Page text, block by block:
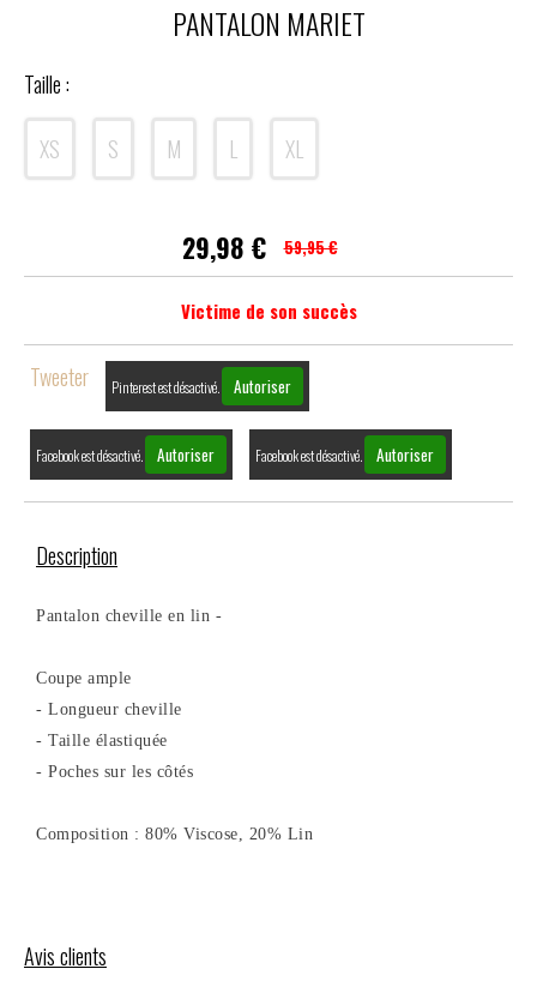
PANTALON MARIET
Taille :
XS S M L XL
29,98€ 59,95 €
Victime de son succès
Tweeter Pinterest est désactivé. Autoriser
Facebook est désactivé. Autoriser Facebook est désactivé. Autoriser
Description
Pantalon cheville en lin -
Coupe ample
- Longueur cheville
- Taille élastiquée
- Poches sur les côtés
Composition : 80% Viscose, 20% Lin
Avis clients